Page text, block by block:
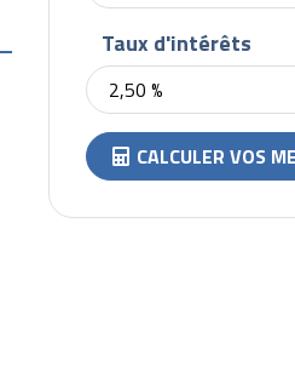
Taux d'intérêts
2,50 %
CALCULER VOS